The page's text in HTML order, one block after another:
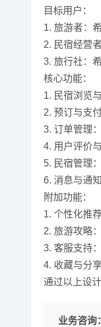
目标用户：
1. 旅游者：
2. 民宿经营
3. 旅行社：
核心功能：
1. 民宿浏览
2. 预订与支
3. 订单管理
4. 用户评价
5. 民宿管理
6. 消息与通
附加功能：
1. 个性化推
2. 旅游攻略
3. 客服支持
4. 收藏与分
通过以上设
业务咨询：